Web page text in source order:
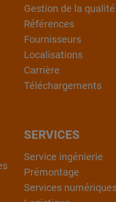
Gestion de la qualité
Références
Fournisseurs
Localisations
Carrière
Téléchargements
SERVICES
Service ingénierie
Prémontage
Services